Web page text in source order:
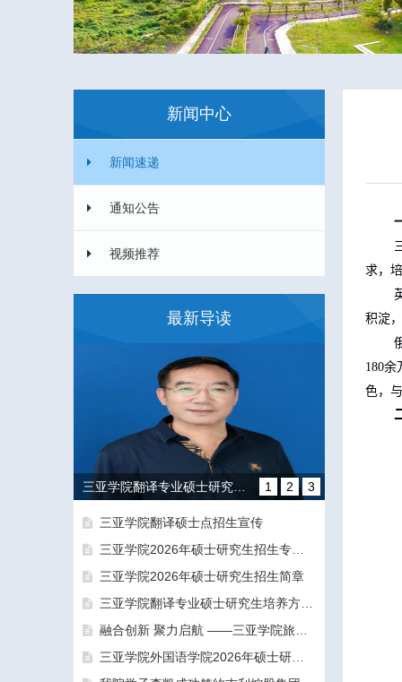
新闻中心
新闻速递
通知公告
视频推荐
最新导读
1 2 3
三亚学院翻译硕士点招生宣传
三亚学院2026年硕士研究生招生专业目录及参考书目
三亚学院2026年硕士研究生招生简章
三亚学院翻译专业硕士研究生培养方向和导师团队介绍
融合创新 聚力启航 ——三亚学院旅游与大健康学院正式揭牌成立
三亚学院外国语学院2026年硕士研究生拟录取名单公示公告（一志愿）
求，
积淀
180余
色，与